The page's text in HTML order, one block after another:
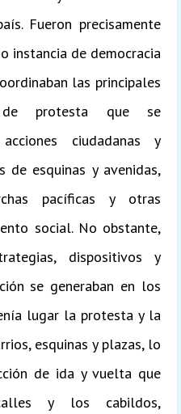
Fueron precisamente
instancia de democracia
las principales
de protesta que se
ciudadanas y
de esquinas y avenidas,
pacíficas y otras
social. No obstante,
dispositivos y
se generaban en los
lugar la protesta y la
esquinas y plazas, lo
de ida y vuelta que
y los cabildos,